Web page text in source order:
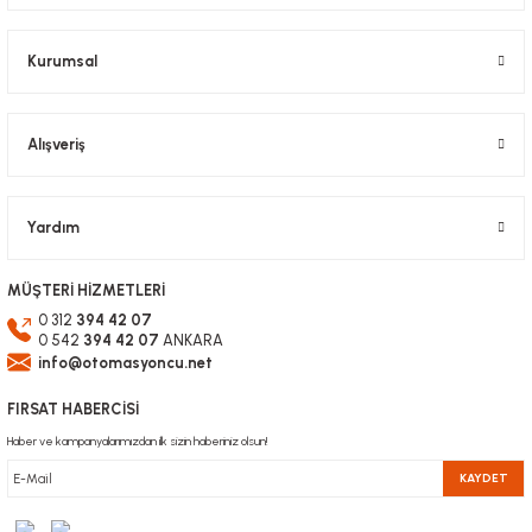
Kurumsal
Alışveriş
Yardım
MÜŞTERİ HİZMETLERİ
0 312 394 42 07
0 542 394 42 07 ANKARA
info@otomasyoncu.net
FIRSAT HABERCİSİ
Haber ve kampanyalarımızdan ilk sizin haberiniz olsun!
KAYDET